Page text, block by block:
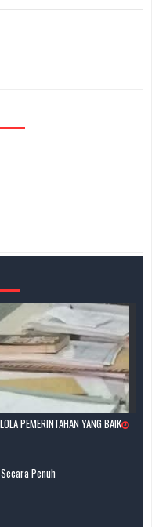
PEMERINTAHAN YANG BAIK
Penuh